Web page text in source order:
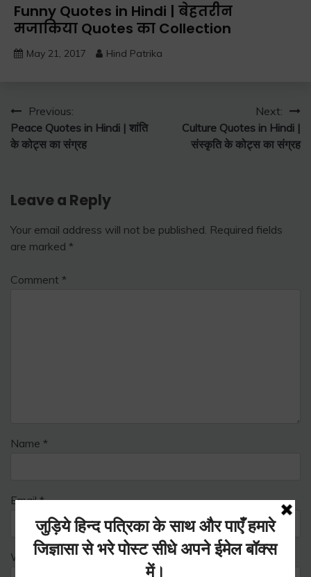
Funny Quotes in Hindi | बेहतरीन
मजाकिया Quotes का Collection
May 21, 2017 Hind Patrika
Post
navigation
Previous:
Peace Quotes in Hindi | शांति
के कोट्स का संग्रह
Next:
Culture Quotes in Hindi |
संस्कृति के कोट्स का संग्रह
Leave a Reply
Your email address will not be published. Required fields
are marked *
Comment *
Name *
Email*
Website